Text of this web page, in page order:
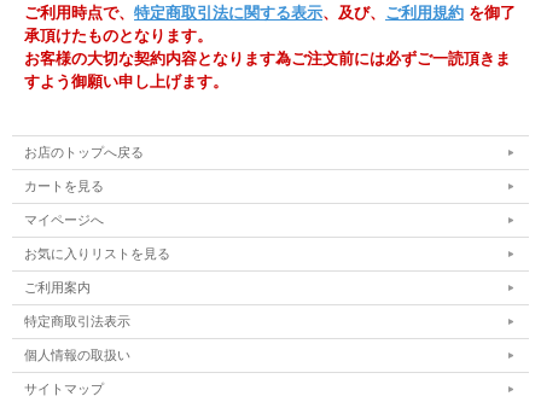
ご利用時点で、 特定商取引法に関する表示、及び、 ご利用規約 を御了
承頂けたものとなります。
お客様の大切な契約内容となります為ご注文前には必ずご一読頂きま
すよう御願い申し上げます。
お店のトップへ戻る
カートを見る
マイページへ
お気に入りリストを見る
ご利用案内
特定商取引法表示
個人情報の取扱い
サイトマップ